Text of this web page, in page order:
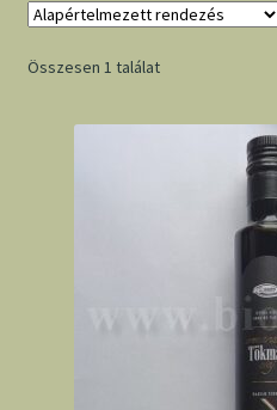
Összesen 1 találat